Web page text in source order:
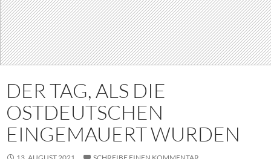
DER TAG, ALS DIE
OSTDEUTSCHEN
EINGEMAUERT WURDEN